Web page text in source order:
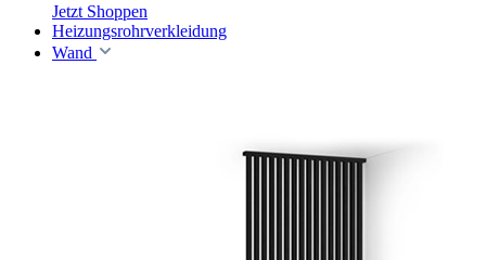
Jetzt Shoppen
Heizungsrohrverkleidung
Wand